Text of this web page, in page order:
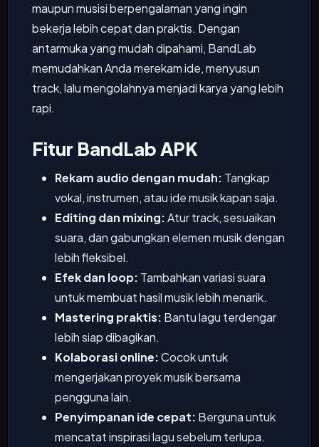
maupun musisi berpengalaman yang ingin
bekerja lebih cepat dan praktis. Dengan
antarmuka yang mudah dipahami, BandLab
memudahkan Anda merekam ide, menyusun
track, lalu mengolahnya menjadi karya yang lebih
rapi.
Fitur BandLab APK
Rekam audio dengan mudah: Tangkap
vokal, instrumen, atau ide musik kapan saja.
Editing dan mixing:Atur track, sesuaikan
suara, dan gabungkan elemen musik dengan
lebih fleksibel.
Efek dan loop: Tambahkan variasi suara
untuk membuat hasil musik lebih menarik.
Mastering praktis: Bantu lagu terdengar
lebih siap dibagikan.
Kolaborasi online:Cocok untuk
mengerjakan proyek musik bersama
pengguna lain.
Penyimpanan ide cepat: Berguna untuk
mencatat inspirasi lagu sebelum terlupa.